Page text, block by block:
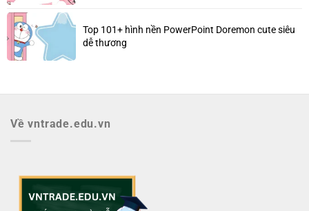
Top 101+ hình nền PowerPoint Doremon cute siêu
dễ thương
Về vntrade.edu.vn